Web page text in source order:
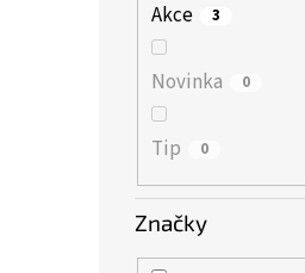
Akce 3
Novinka 0
Tip 0
Značky